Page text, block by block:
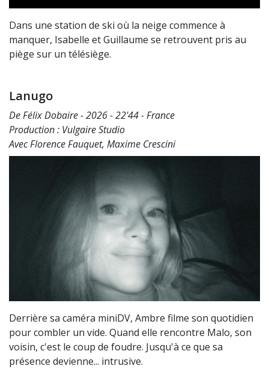
Dans une station de ski où la neige commence à
manquer, Isabelle et Guillaume se retrouvent pris au
piège sur un télésiège.
Lanugo
De Félix Dobaire - 2026 - 22'44 - France
Production : Vulgaire Studio
Avec Florence Fauquet, Maxime Crescini
Derrière sa caméra miniDV, Ambre filme son quotidien
pour combler un vide. Quand elle rencontre Malo, son
voisin, c'est le coup de foudre. Jusqu'à ce que sa
présence devienne... intrusive.